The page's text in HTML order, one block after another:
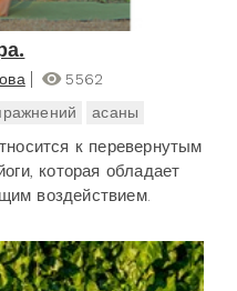
5562
асаны
к перевернутым
которая обладает
воздействием.